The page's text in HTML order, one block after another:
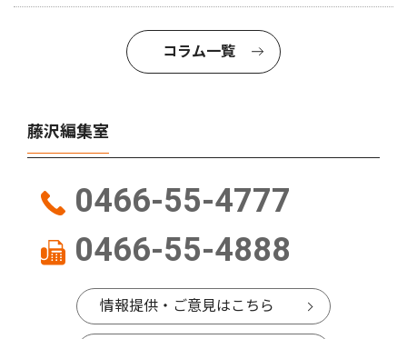
コラム一覧
藤沢編集室
0466-55-4777
0466-55-4888
情報提供・ご意見はこちら